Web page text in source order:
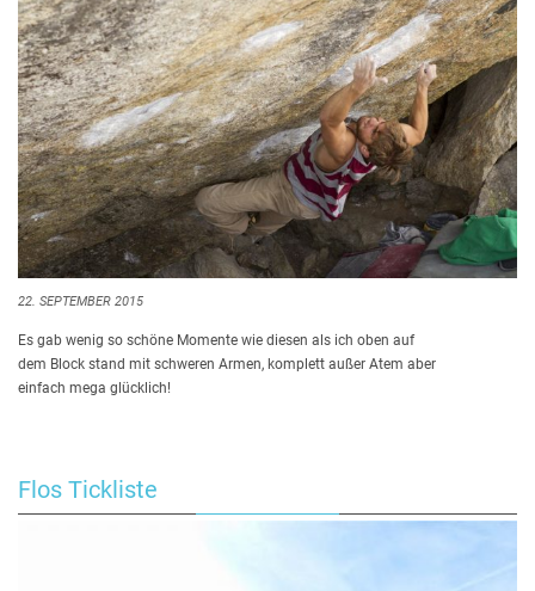
22. SEPTEMBER 2015
Es gab wenig so schöne Momente wie diesen als ich oben auf
dem Block stand mit schweren Armen, komplett außer Atem aber
einfach mega glücklich!
Flos Tickliste